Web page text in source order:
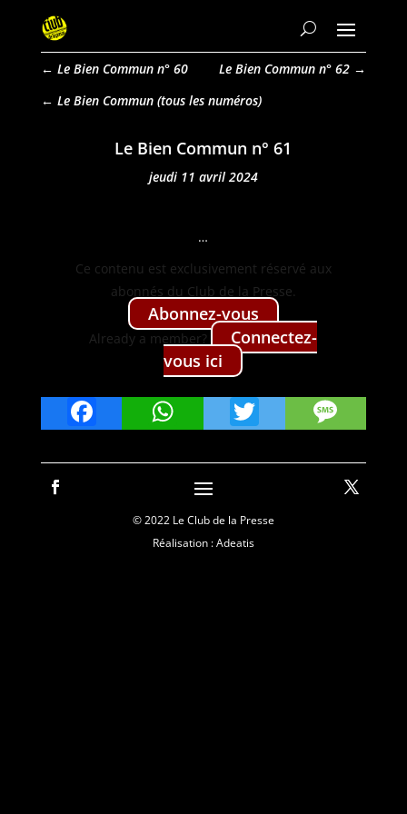
← Le Bien Commun n° 60 Le Bien Commun n° 62 →
Le Bien Commun
Le Bien Commun n° 61
jeudi 11 avril 2024
…
Ce con­tenu est exclu­sive­ment réservé aux
abon­nés du Club de la Presse.
Abon­nez-vous
Already a mem­ber?
Con­nectez-
vous ici
FacebookWhatsApp
Twitter
© 2022 Le Club de la Presse
Réalisation : Adeatis